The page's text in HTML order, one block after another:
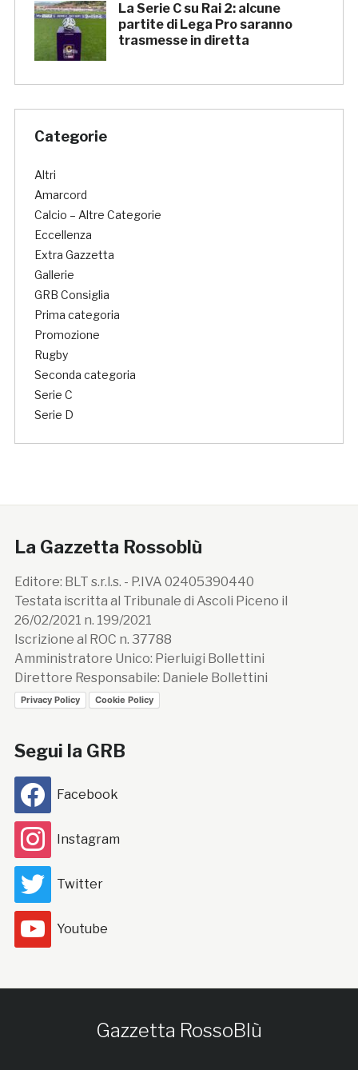
La Serie C su Rai 2: alcune
partite di Lega Pro saranno
trasmesse in diretta
Categorie
Altri
Amarcord
Calcio – Altre Categorie
Eccellenza
Extra Gazzetta
Gallerie
GRB Consiglia
Prima categoria
Promozione
Rugby
Seconda categoria
Serie C
Serie D
La Gazzetta Rossoblù
Editore: BLT s.r.l.s. - P.IVA 02405390440
Testata iscritta al Tribunale di Ascoli Piceno il
26/02/2021 n. 199/2021
Iscrizione al ROC n. 37788
Amministratore Unico: Pierluigi Bollettini
Direttore Responsabile: Daniele Bollettini
Privacy Policy Cookie Policy
Segui la GRB
Facebook
Instagram
Twitter
Youtube
Gazzetta RossoBlù